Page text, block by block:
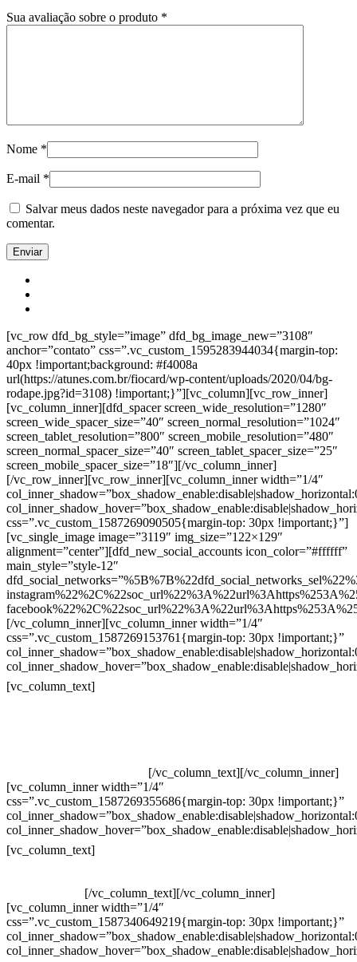
Sua avaliação sobre o produto *
Nome *
E-mail *
Salvar meus dados neste navegador para a próxima vez que eu
comentar.
[vc_row dfd_bg_style=”image” dfd_bg_image_new=”3108″
anchor=”contato” css=”.vc_custom_1595283944034{margin-top:
40px !important;background: #f4008a
url(https://atunes.com.br/fiocard/wp-content/uploads/2020/04/bg-
rodape.jpg?id=3108) !important;}”][vc_column][vc_row_inner]
[vc_column_inner][dfd_spacer screen_wide_resolution=”1280″
screen_wide_spacer_size=”40″ screen_normal_resolution=”1024″
screen_tablet_resolution=”800″ screen_mobile_resolution=”480″
screen_normal_spacer_size=”40″ screen_tablet_spacer_size=”25″
screen_mobile_spacer_size=”18″][/vc_column_inner]
[/vc_row_inner][vc_row_inner][vc_column_inner width=”1/4″
css=”.vc_custom_1587269090505{margin-top: 30px !important;}”]
[vc_single_image image=”3119″ img_size=”122×129″
alignment=”center”][dfd_new_social_accounts icon_color=”#ffffff”
main_style=”style-12″
[/vc_column_inner][vc_column_inner width=”1/4″
css=”.vc_custom_1587269153761{margin-top: 30px !important;}”
[vc_column_text]
[/vc_column_text][/vc_column_inner]
[vc_column_inner width=”1/4″
css=”.vc_custom_1587269355686{margin-top: 30px !important;}”
[vc_column_text]
[/vc_column_text][/vc_column_inner]
[vc_column_inner width=”1/4″
css=”.vc_custom_1587340649219{margin-top: 30px !important;}”